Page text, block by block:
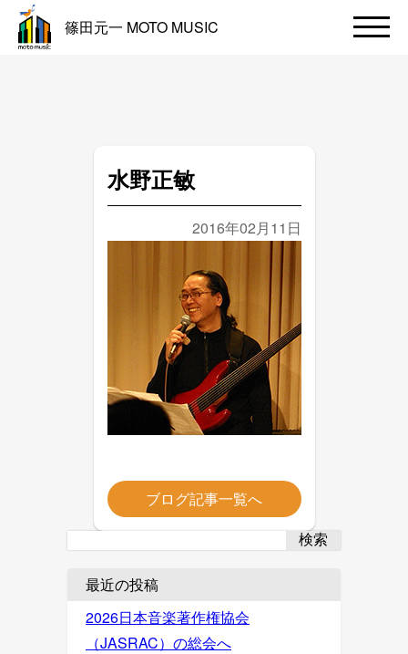
篠田元一 MOTO MUSIC
水野正敏
2016年02月11日
ブログ記事一覧へ
検索
最近の投稿
2026日本音楽著作権協会
（JASRAC）の総会へ